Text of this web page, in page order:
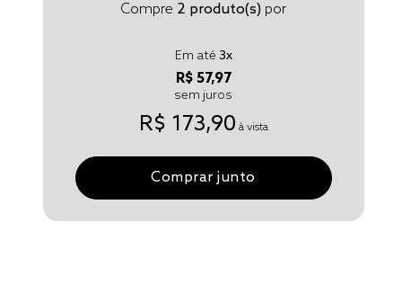
Compre 2 produto(s) por
Em até 3x
R$ 57,97
sem juros
R$ 173,90 à vista
Comprar junto